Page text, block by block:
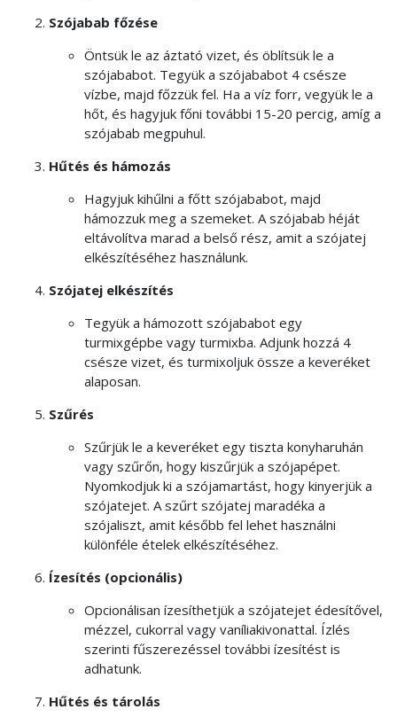
Szójabab főzése
Öntsük le az áztató vizet, és öblítsük le a
szójababot. Tegyük a szójababot 4 csésze
vízbe, majd főzzük fel. Ha a víz forr, vegyük le a
hőt, és hagyjuk főni további 15-20 percig, amíg a
szójabab megpuhul.
Hűtés és hámozás
Hagyjuk kihűlni a főtt szójababot, majd
hámozzuk meg a szemeket. A szójabab héját
eltávolítva marad a belső rész, amit a szójatej
elkészítéséhez használunk.
Szójatej elkészítés
Tegyük a hámozott szójababot egy
turmixgépbe vagy turmixba. Adjunk hozzá 4
csésze vizet, és turmixoljuk össze a keveréket
alaposan.
Szűrés
Szűrjük le a keveréket egy tiszta konyharuhán
vagy szűrőn, hogy kiszűrjük a szójapépet.
Nyomkodjuk ki a szójamartást, hogy kinyerjük a
szójatejet. A szűrt szójatej maradéka a
szójaliszt, amit később fel lehet használni
különféle ételek elkészítéséhez.
Ízesítés (opcionális)
Opcionálisan ízesíthetjük a szójatejet édesítővel,
mézzel, cukorral vagy vaníliakivonattal. Ízlés
szerinti fűszerezéssel további ízesítést is
adhatunk.
Hűtés és tárolás